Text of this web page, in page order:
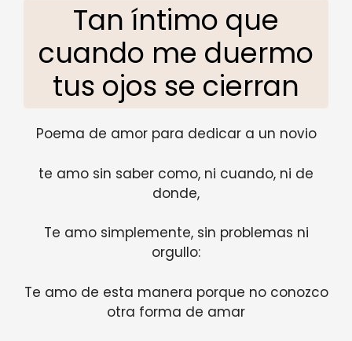
Tan íntimo que
cuando me duermo
tus ojos se cierran
Poema de amor para dedicar a un novio
te amo sin saber como, ni cuando, ni de
donde,
Te amo simplemente, sin problemas ni
orgullo:
Te amo de esta manera porque no conozco
otra forma de amar